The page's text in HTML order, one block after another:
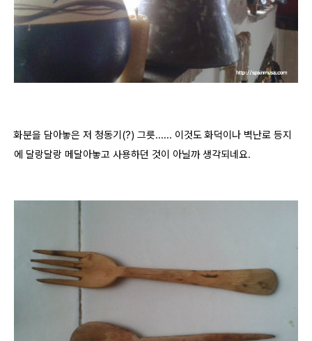
화분을 담아놓은 저 청동기(?) 그릇...... 이것도 화덕이나 벽난로 등지
에 달랑달랑 메달아놓고 사용하던 것이 아닐까 생각되네요.